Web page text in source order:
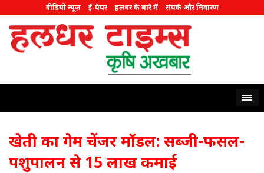
वीडियो न्यूज़ ई-पेपर हलधर के बारे में संपर्क और निवारण
खेती का गेम चेंजर मॉडल: सब्जी-फसल-
पशुपालन से 15 लाख कमाई